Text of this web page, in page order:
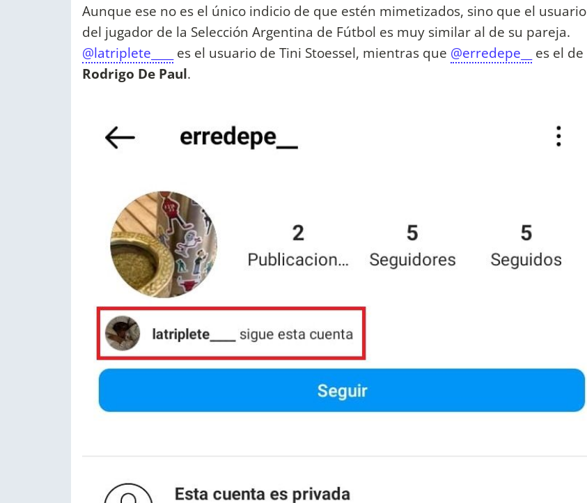
Aunque ese no es el único indicio de que estén mimetizados, sino que el usuario
del jugador de la Selección Argentina de Fútbol es muy similar al de su pareja.
@latriplete____
es el usuario de Tini Stoessel, mientras que @erredepe__
es el de
Rodrigo De Paul.